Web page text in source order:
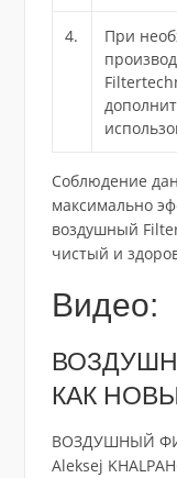
4.
При
Соблюдение
максимально
воздушный
чистый и
Видео:
КАК
ВОЗДУШНЫЙ
Aleksej